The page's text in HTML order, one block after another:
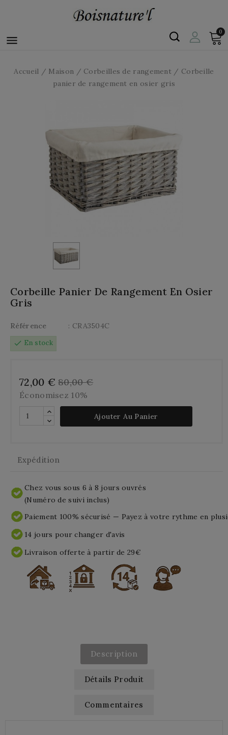

0
Accueil Maison Corbeilles de rangement
Corbeille
panier de rangement en osier gris
Corbeille Panier De Rangement En Osier
Gris
Référence
: CRA3504C
check En stock
72,00 € 80,00 €
Économisez 10%
Ajouter Au Panier
Expédition
Chez vous sous 6 à 8 jours ouvrés
(Numéro de suivi inclus)
Paiement 100% sécurisé — Payez à votre rythme en
14 jours pour changer d'avis
Livraison offerte à partir de 29€
Description
Détails Produit
Commentaires